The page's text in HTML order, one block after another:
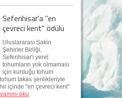
Seferihisar'a "en
çevreci kent" ödülü
Uluslararası Sakin
Şehirler Birliği,
Seferihisar'ı yerel
tohumların yok olmaması
için kurduğu tohum
takas şenlikleriyle
içinde "en çevreci kent"
oku